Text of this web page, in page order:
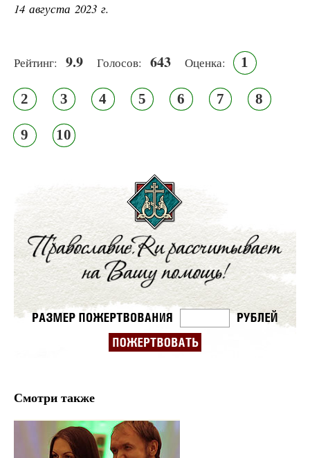
14 августа 2023 г.
Рейтинг: 9.9 Голосов: 643 Оценка: 1
2 3 4 5 6 7 8
9 10
Смотри также